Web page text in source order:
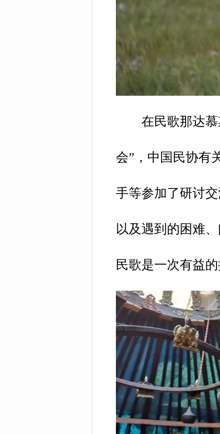
在民歌那达
会”，中国民协有
手等参加了研讨
以及遇到的困难
民歌是一次有益